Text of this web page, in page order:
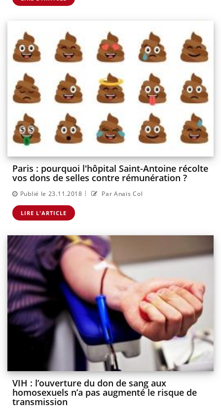
Paris : pourquoi l'hôpital Saint-Antoine récolte
vos dons de selles contre rémunération ?
Publié le 23.11.2018 | Par Anaïs Col
LIRE L'ARTICLE
VIH : l’ouverture du don de sang aux
homosexuels n’a pas augmenté le risque de
transmission